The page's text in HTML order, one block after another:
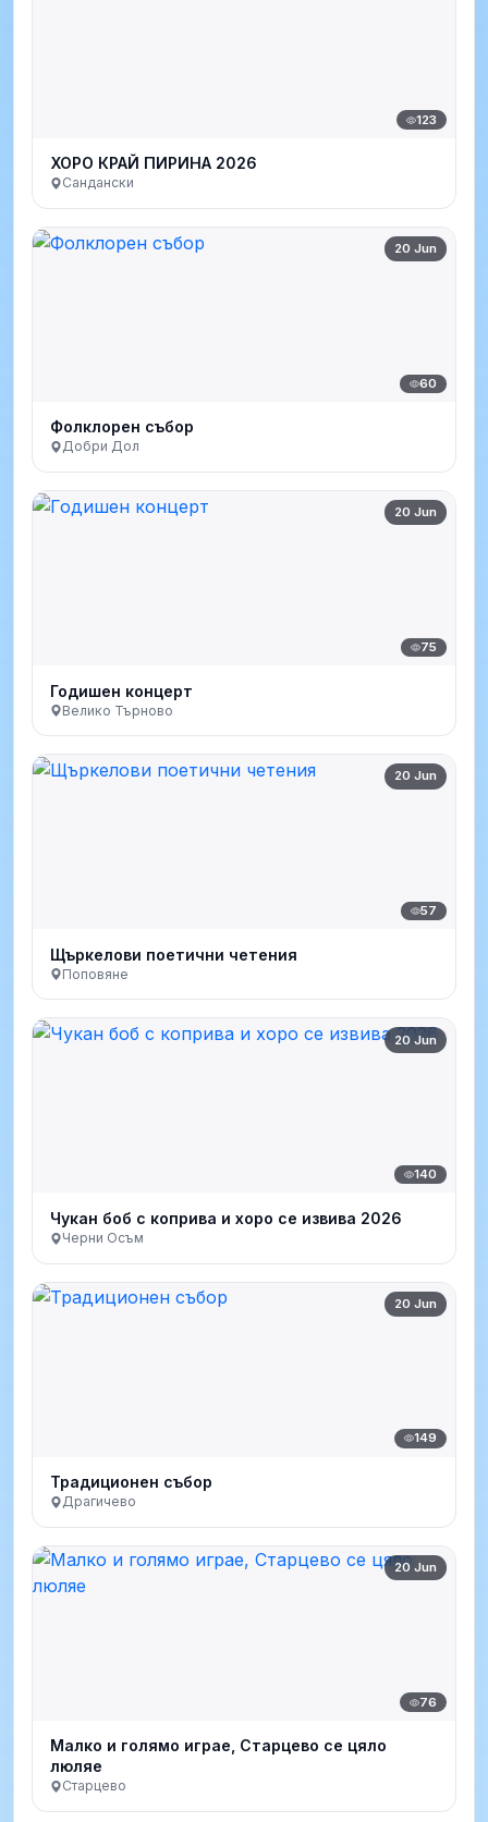
123
ХОРО КРАЙ ПИРИНА 2026
Сандански
20 Jun
60
Фолклорен събор
Добри Дол
20 Jun
75
Годишен концерт
Велико Търново
20 Jun
57
Щъркелови поетични четения
Поповяне
20 Jun
140
Чукан боб с коприва и хоро се извива 2026
Черни Осъм
20 Jun
149
Традиционен събор
Драгичево
20 Jun
76
Малко и голямо играе, Старцево се цяло
люляе
Старцево